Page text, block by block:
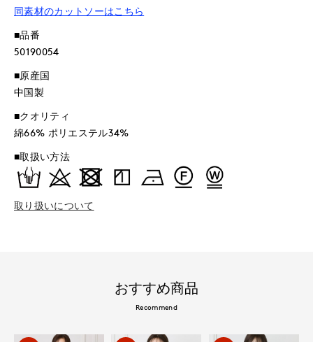
同素材のカットソーはこちら
■品番
50190054
■原産国
中国製
■クオリティ
綿66% ポリエステル34%
■取扱い方法
取り扱いについて
おすすめ商品
Recommend